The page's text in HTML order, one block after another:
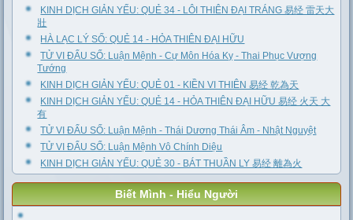
KINH DỊCH GIẢN YẾU: QUẺ 34 - LÔI THIÊN ĐẠI TRÁNG 易经 雷天大
壯
HÀ LẠC LÝ SỐ: QUẺ 14 - HỎA THIÊN ĐẠI HỮU
TỬ VI ĐẨU SỐ: Luận Mệnh - Cự Môn Hóa Kỵ - Thai Phục Vượng
Tướng
KINH DỊCH GIẢN YẾU: QUẺ 01 - KIỀN VI THIÊN 易经 乾為天
KINH DỊCH GIẢN YẾU: QUẺ 14 - HỎA THIÊN ĐẠI HỮU 易经 火天 大
有
TỬ VI ĐẨU SỐ: Luận Mệnh - Thái Dương Thái Âm - Nhật Nguyệt
TỬ VI ĐẨU SỐ: Luận Mệnh Vô Chính Diệu
KINH DỊCH GIẢN YẾU: QUẺ 30 - BÁT THUẦN LY 易经 離為火
Biết Mình - Hiểu Người